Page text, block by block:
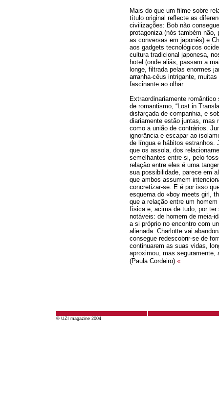
Mais do que um filme sobre
título original reflecte as
civilizações: Bob não
protagoniza (nós também não,
as conversas em japonês) e
aos gadgets tecnológicos
cultura tradicional japonesa,
hotel (onde aliás, passam a
longe, filtrada pelas enormes
arranha-céus intrigante,
fascinante ao olhar.
Extraordinariamente
de romantismo, “Lost in
disfarçada de companhia, e
diariamente estão juntas, mas
como a união de contrários.
ignorância e escapar ao
de língua e hábitos estranhos.
que os assola, dos
semelhantes entre si, pelo
relação entre eles é uma
sua possibilidade, parece em
que ambos assumem
concretizar-se. E é por isso
esquema do «boy meets girl,
que a relação entre um
física e, acima de tudo, por ter
notáveis: de homem de meia-
a si próprio no encontro com
alienada. Charlotte vai
consegue redescobrir-se de
continuarem as suas vidas,
aproximou, mas
(Paula Cordeiro) «
© UZI magazine 2004